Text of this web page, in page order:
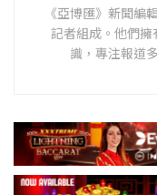
《亞博匯》新聞編
記者組成。他們
識，專注報道